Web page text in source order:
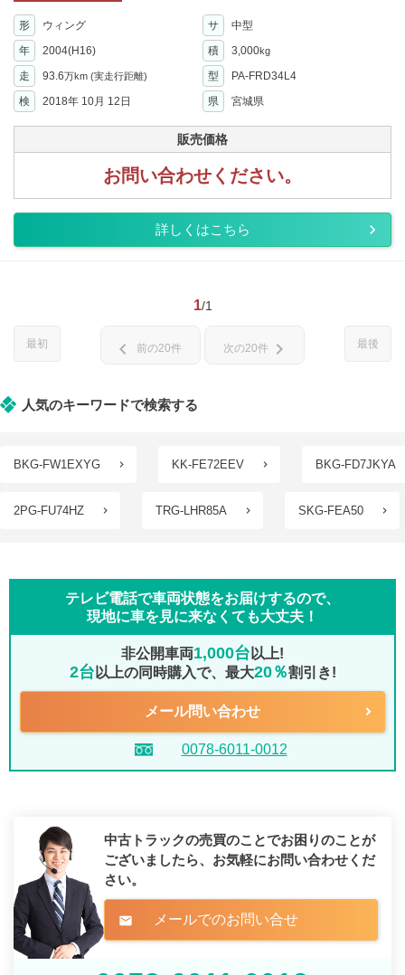
形 ウィング サ
中型
年
2004(H16) 積 3,000kg
走 93.6万km (実走行距離) 型
PA-FRD34L4
検
2018年 10月 12日 県 宮城県
販売価格
お問い合わせください。
詳しくはこちら
1/1
最初 最後
chevron_left 前の20件 次の20件 chevron_right
人気のキーワードで検索する
BKG-FW1EXYG KK-FE72EEV BKG-FD7JKYA
2PG-FU74HZ TRG-LHR85A SKG-FEA50
テレビ電話で車両状態をお届けするので、
現地に車を見に来なくても大丈夫！
非公開車両1,000台 以上!
2台 以上の同時購入で、最大20％割引き!
メール問い合わせ
0078-6011-0012
中古トラックの売買のことでお困りのことが
ございましたら、 お気軽にお問い合わせくだ
さい。
mail メールでのお問い合せ